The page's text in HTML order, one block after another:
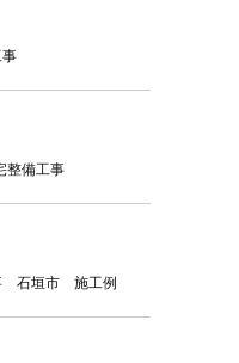
整備工事
石垣市 施工例